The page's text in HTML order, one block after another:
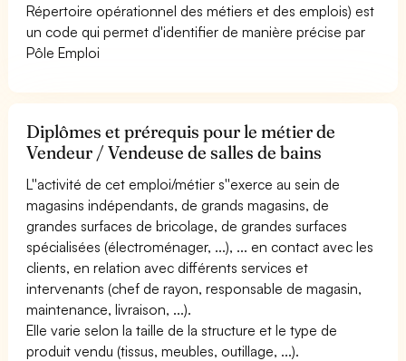
Répertoire opérationnel des métiers et des emplois) est
un code qui permet d'identifier de manière précise par
Pôle Emploi
Diplômes et prérequis pour le métier de
Vendeur / Vendeuse de salles de bains
L''activité de cet emploi/métier s''exerce au sein de
magasins indépendants, de grands magasins, de
grandes surfaces de bricolage, de grandes surfaces
spécialisées (électroménager, ...), ... en contact avec les
clients, en relation avec différents services et
intervenants (chef de rayon, responsable de magasin,
maintenance, livraison, ...).
Elle varie selon la taille de la structure et le type de
produit vendu (tissus, meubles, outillage, ...).